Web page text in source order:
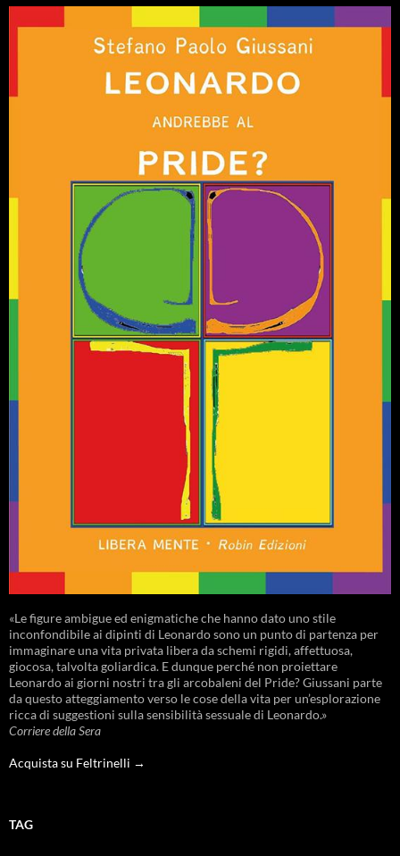
«Le figure ambigue ed enigmatiche che hanno dato uno stile
inconfondibile ai dipinti di Leonardo sono un punto di partenza per
immaginare una vita privata libera da schemi rigidi, affettuosa,
giocosa, talvolta goliardica. E dunque perché non proiettare
Leonardo ai giorni nostri tra gli arcobaleni del Pride? Giussani parte
da questo atteggiamento verso le cose della vita per un’esplorazione
ricca di suggestioni sulla sensibilità sessuale di Leonardo.»
Corriere della Sera
Acquista su Feltrinelli →
TAG